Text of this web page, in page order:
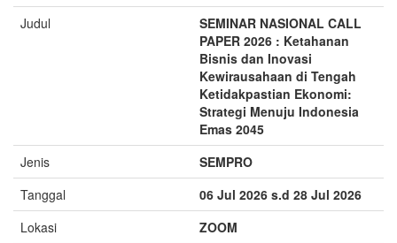
Judul
SEMINAR NASIONAL CALL
PAPER 2026 : Ketahanan
Bisnis dan Inovasi
Kewirausahaan di Tengah
Ketidakpastian Ekonomi:
Strategi Menuju Indonesia
Emas 2045
Jenis
SEMPRO
Tanggal
06 Jul 2026 s.d 28 Jul 2026
Lokasi
ZOOM